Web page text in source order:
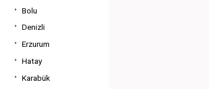
Bolu
Denizli
Erzurum
Hatay
Karabük